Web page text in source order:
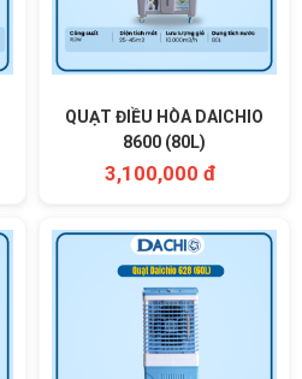
QUẠT ĐIỀU HÒA DAICHIO
8600 (80L)
3,100,000 đ